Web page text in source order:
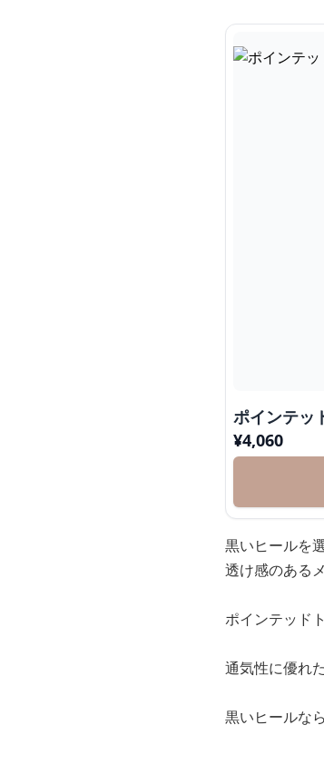
ポインテッ
¥4,060
黒いヒールを
透け感のある
ポインテッド
通気性に優れ
黒いヒールな